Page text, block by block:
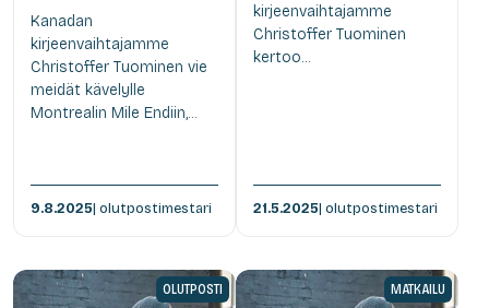
Kanadan
kirjeenvaihtajamme
Christoffer Tuominen vie
meidät kävelylle
Montrealin Mile Endiin,...
9.8.2025| olutpostimestari
kirjeenvaihtajamme
Christoffer Tuominen
kertoo...
21.5.2025| olutpostimestari
OLUTPOSTI MATKAILU